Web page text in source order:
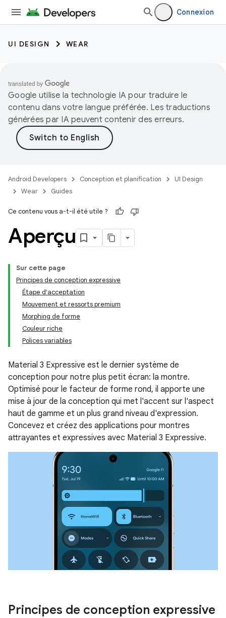
Connexion
UI DESIGN WEAR
Google utilise la technologie IA pour traduire le
contenu dans votre langue préférée. Les traductions
générées par IA peuvent contenir des erreurs.
Android Developers Conception et planification
UI Design
Wear
Guides
Ce contenu vous a-t-il été utile ?
Aperçu
Sur cette page
Principes de conception expressive
Étape d'acceptation
Mouvement et ressorts premium
Morphing de forme
Couleur riche
Polices variables
Material 3 Expressive est le dernier système de
conception pour notre plus petit écran: la montre.
Optimisé pour le facteur de forme rond, il apporte une
mise à jour de la conception qui met l'accent sur l'aspect
haut de gamme et un plus grand niveau d'expression.
Concevez et créez des applications pour montres
attrayantes et expressives avec Material 3 Expressive.
Principes de conception expressive